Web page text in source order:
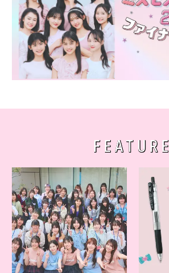
FEATURE